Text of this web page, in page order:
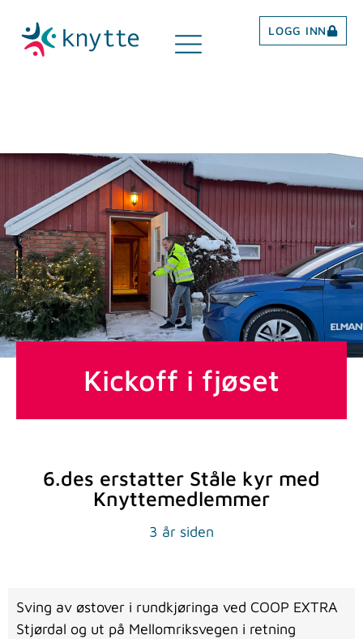
LOGG INN
Kickoff i fjøset
6.des erstatter Ståle kyr med
Knyttemedlemmer
3 år siden
Sving av østover i rundkjøringa ved COOP EXTRA
Stjørdal og ut på Mellomriksvegen i retning